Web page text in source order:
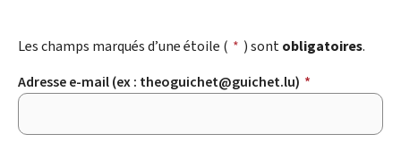
Les champs marqués d’une étoile ( * ) sontobligatoires.
Adresse e-mail (ex : theoguichet@guichet.lu) *